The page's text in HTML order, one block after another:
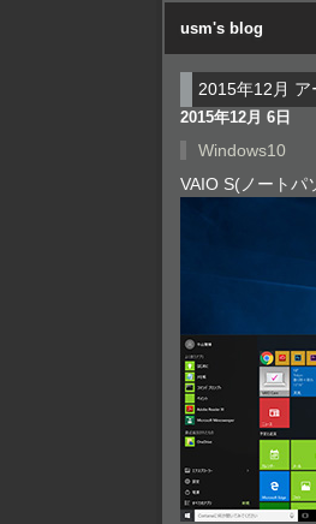
usm's blog
2015年12月 ア
2015年12月 6日
Windows10
VAIO S(ノートパ